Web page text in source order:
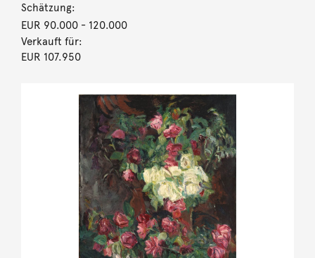
Schätzung:
EUR 90.000- 120.000
Verkauft für:
EUR 107.950